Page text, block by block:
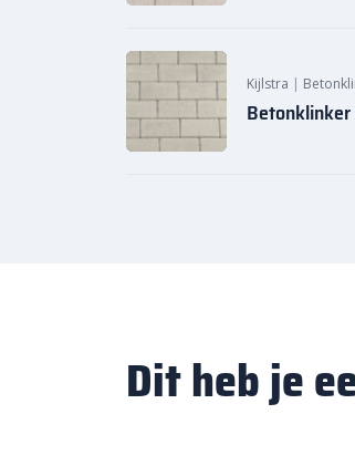
Kijlstra |
Betonklinker
Dit heb je